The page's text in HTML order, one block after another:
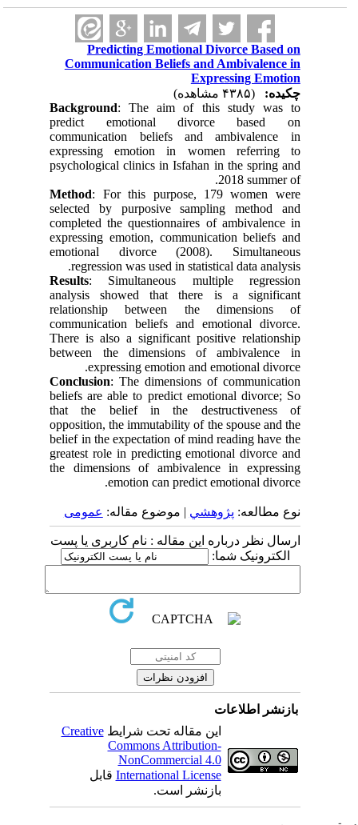
Predicting Emotional Divorce Based on
Communication Beliefs and Ambivalence in
Expressing Emotion
چکیده:
Background
: The aim of this study was to
predict emotional divorce based on
communication beliefs and ambivalence in
expressing emotion in women referring to
psychological clinics in Isfahan in the spring and
summer of
2018
.
Method
: For this purpose, 179 women were
selected by purposive sampling method and
completed the questionnaires of ambivalence in
expressing emotion, communication beliefs and
emotional divorce (2008). Simultaneous
regression was used in statistical data analysis.
Results
: Simultaneous multiple regression
analysis showed that there is a significant
relationship between the dimensions of
communication beliefs and emotional divorce.
There is also a significant positive relationship
between the dimensions of ambivalence in
expressing emotion and emotional divorce.
Conclusion : The dimensions of communication
beliefs are able to predict emotional divorce; So
that the belief in the destructiveness of
opposition, the immutability of the spouse and the
belief in the expectation of mind reading have the
greatest role in predicting emotional divorce and
the dimensions of ambivalence in expressing
emotion can predict emotional divorce.
نوع مطالعه:پژوهشي| موضوع مقاله:عمومى
ارسال نظر درباره این مقاله : نام کاربری یا پست
الکترونیک شما:
بازنشر اطلاعات
این مقاله تحت شرایطCreative
Commons Attribution-
NonCommercial 4.0
International Licenseقابل
بازنشر است.